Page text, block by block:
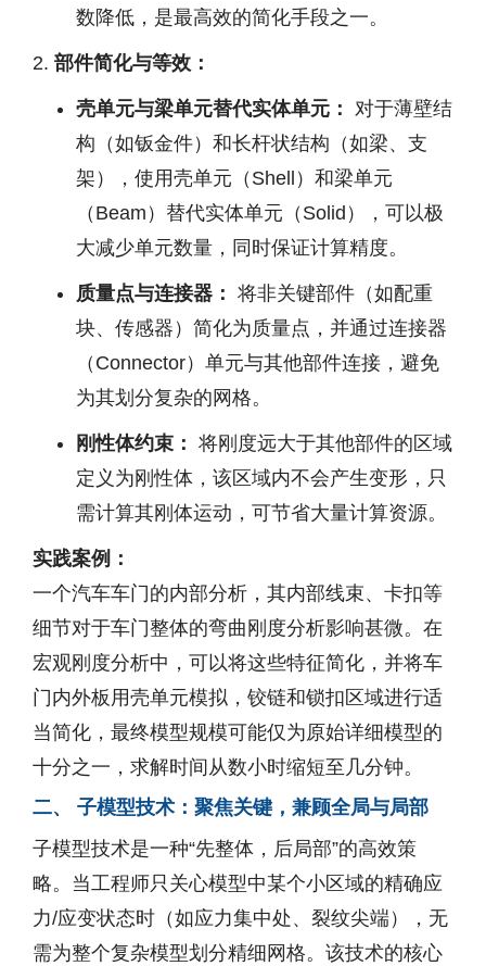
数降低，是最高效的简化手段之一。
部件简化与等效：
壳单元与梁单元替代实体单元： 对于薄壁结
构（如钣金件）和长杆状结构（如梁、支
架），使用壳单元（Shell）和梁单元
（Beam）替代实体单元（Solid），可以极
大减少单元数量，同时保证计算精度。
质量点与连接器： 将非关键部件（如配重
块、传感器）简化为质量点，并通过连接器
（Connector）单元与其他部件连接，避免
为其划分复杂的网格。
刚性体约束： 将刚度远大于其他部件的区域
定义为刚性体，该区域内不会产生变形，只
需计算其刚体运动，可节省大量计算资源。
实践案例：
一个汽车车门的内部分析，其内部线束、卡扣等
细节对于车门整体的弯曲刚度分析影响甚微。在
宏观刚度分析中，可以将这些特征简化，并将车
门内外板用壳单元模拟，铰链和锁扣区域进行适
当简化，最终模型规模可能仅为原始详细模型的
十分之一，求解时间从数小时缩短至几分钟。
二、 子模型技术：聚焦关键，兼顾全局与局部
子模型技术是一种“先整体，后局部”的高效策
略。当工程师只关心模型中某个小区域的精确应
力/应变状态时（如应力集中处、裂纹尖端），无
需为整个复杂模型划分精细网格。该技术的核心